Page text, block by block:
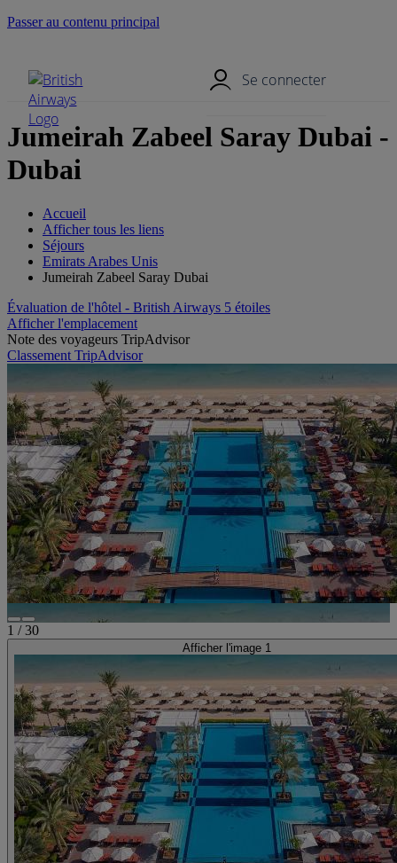
Passer au contenu principal
Se connecter
Jumeirah Zabeel Saray Dubai -
Dubai
Accueil
Afficher tous les liens
Séjours
Emirats Arabes Unis
Jumeirah Zabeel Saray Dubai
Évaluation de l'hôtel - British Airways 5 étoiles
Afficher l'emplacement
Note des voyageurs TripAdvisor
Classement TripAdvisor
1 /30
Afficher l'image 1